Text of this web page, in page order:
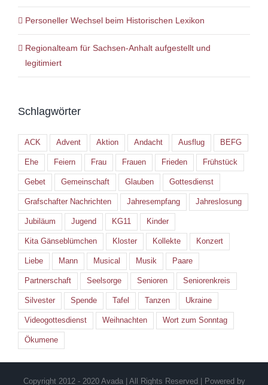
Personeller Wechsel beim Historischen Lexikon
Regionalteam für Sachsen-Anhalt aufgestellt und
legitimiert
Schlagwörter
ACK Advent Aktion Andacht Ausflug BEFG
Ehe Feiern Frau Frauen Frieden Frühstück
Gebet Gemeinschaft Glauben Gottesdienst
Grafschafter Nachrichten Jahresempfang Jahreslosung
Jubiläum Jugend KG11 Kinder
Kita Gänseblümchen Kloster Kollekte Konzert
Liebe Mann Musical Musik Paare
Partnerschaft Seelsorge Senioren Seniorenkreis
Silvester Spende Tafel Tanzen Ukraine
Videogottesdienst Weihnachten Wort zum Sonntag
Ökumene
Copyright 2012 - 2020 Avada | All Rights Reserved | Powered by